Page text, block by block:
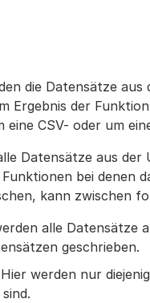
die Datensätze
der
CSV- oder um
Datensätze aus
bei denen
kann zwischen
alle Datensätze
geschrieben.
werden nur